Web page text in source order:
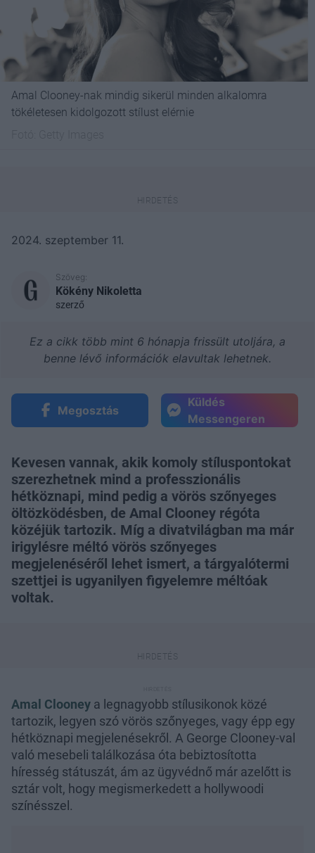
Amal Clooney-nak mindig sikerül minden alkalomra
tökéletesen kidolgozott stílust elérnie
2024. szeptember 11.
Szöveg:
Kökény Nikoletta
szerző
Ez a cikk több mint 6 hónapja frissült utoljára, a
benne lévő információk elavultak lehetnek.
Megosztás
Küldés
Messengeren
Kevesen vannak, akik komoly stíluspontokat
szerezhetnek mind a professzionális
hétköznapi, mind pedig a vörös szőnyeges
öltözködésben, de Amal Clooney régóta
közéjük tartozik. Míg a divatvilágban ma már
irigylésre méltó vörös szőnyeges
megjelenéséről lehet ismert, a tárgyalótermi
szettjei is ugyanilyen figyelemre méltóak
voltak.
Amal Clooney a legnagyobb stílusikonok közé
tartozik, legyen szó vörös szőnyeges, vagy épp egy
hétköznapi megjelenésekről. A George Clooney-val
való mesebeli találkozása óta bebiztosította
híresség státuszát, ám az ügyvédnő már azelőtt is
sztár volt, hogy megismerkedett a hollywoodi
színésszel.